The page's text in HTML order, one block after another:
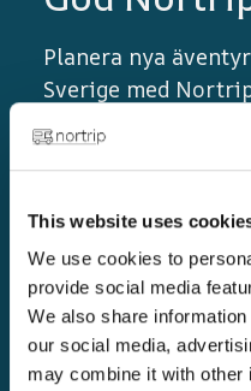
This website uses
We use cookies to
provide social media
We also share
our social media,
may combine it with other
Planera nya
Sverige med
upplevelser, lokala
destinationer väntar